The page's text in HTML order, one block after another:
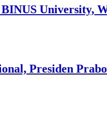
University,
Presiden